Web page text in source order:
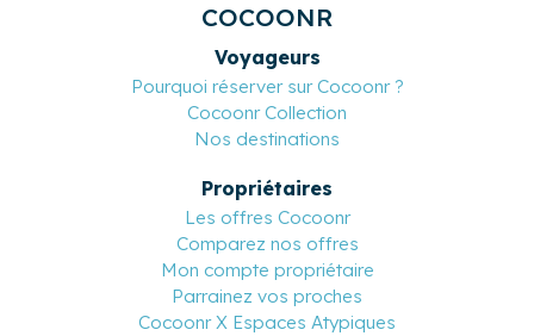
COCOONR
Voyageurs
Pourquoi réserver sur Cocoonr ?
Cocoonr Collection
Nos destinations
Propriétaires
Les offres Cocoonr
Comparez nos offres
Mon compte propriétaire
Parrainez vos proches
Cocoonr X Espaces Atypiques